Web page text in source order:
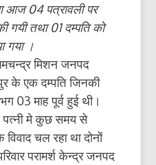
आज 04 पत्रावली पर
गयी तथा 01 दम्पति को
गया ।
मिशन जनपद
के एक दम्पति जिनकी
03 माह पूर्व हुई थी।
पत्नी मे कुछ समय से
विवाद चल रहा था दोनों
परामर्श केन्द्र जनपद